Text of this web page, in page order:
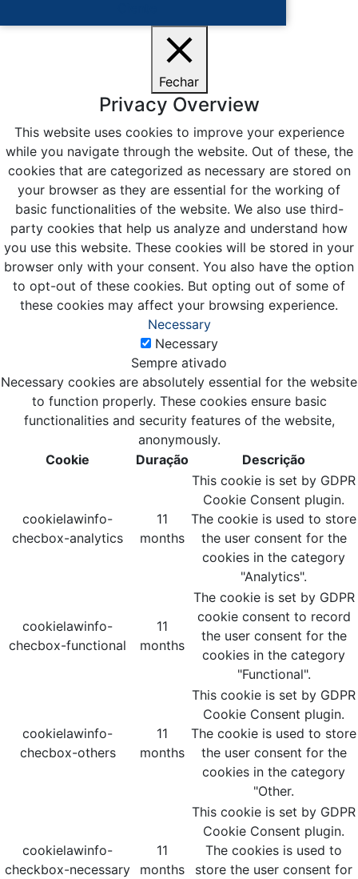
Fechar
Privacy Overview
This website uses cookies to improve your experience
while you navigate through the website. Out of these, the
cookies that are categorized as necessary are stored on
your browser as they are essential for the working of
basic functionalities of the website. We also use third-
party cookies that help us analyze and understand how
you use this website. These cookies will be stored in your
browser only with your consent. You also have the option
to opt-out of these cookies. But opting out of some of
these cookies may affect your browsing experience.
Necessary
Necessary
Sempre ativado
Necessary cookies are absolutely essential for the website
to function properly. These cookies ensure basic
functionalities and security features of the website,
anonymously.
Cookie
Duração Descrição
cookielawinfo-
checbox-analytics
11
months
This cookie is set by GDPR
Cookie Consent plugin.
The cookie is used to store
the user consent for the
cookies in the category
"Analytics".
cookielawinfo-
checbox-functional
11
months
The cookie is set by GDPR
cookie consent to record
the user consent for the
cookies in the category
"Functional".
cookielawinfo-
checbox-others
11
months
This cookie is set by GDPR
Cookie Consent plugin.
The cookie is used to store
the user consent for the
cookies in the category
"Other.
cookielawinfo-
checkbox-necessary
11
months
This cookie is set by GDPR
Cookie Consent plugin.
The cookies is used to
store the user consent for